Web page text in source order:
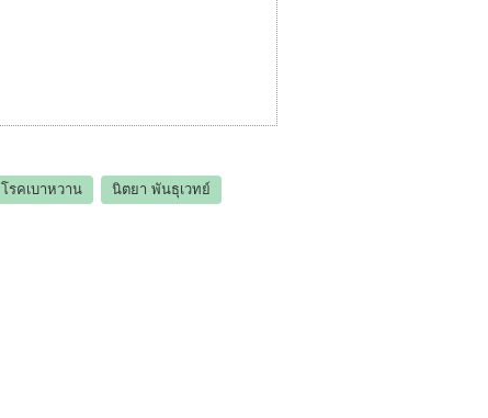
โรคเบาหวาน นิตยา พันธุเวทย์